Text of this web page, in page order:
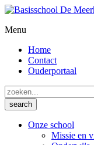
Menu
Home
Contact
Ouderportaal
Onze school
Missie en